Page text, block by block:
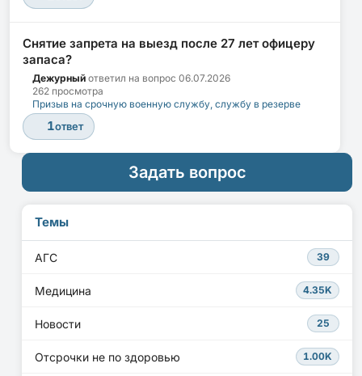
Снятие запрета на выезд после 27 лет офицеру
запаса?
Дежурный ответил на вопрос 06.07.2026
262 просмотра
Призыв на срочную военную службу, службу в резерве
1ответ
Задать вопрос
Темы
АГС 39
Медицина 4.35K
Новости 25
Отсрочки не по здоровью 1.00K